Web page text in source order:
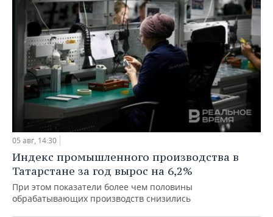
05 авг, 14:30
Индекс промышленного производства в
Татарстане за год вырос на 6,2%
При этом показатели более чем половины
обрабатывающих производств снизились